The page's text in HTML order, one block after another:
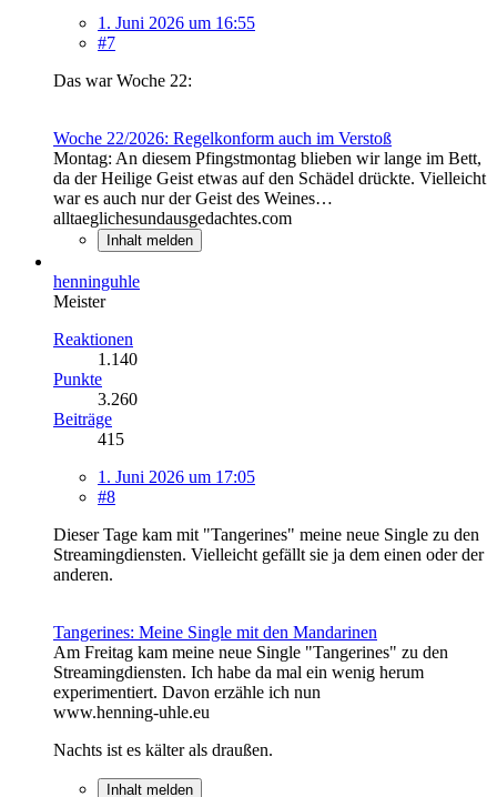
1. Juni 2026 um 16:55
#7
Das war Woche 22:
Woche 22/2026: Regelkonform auch im Verstoß
Montag: An diesem Pfingstmontag blieben wir lange im Bett,
da der Heilige Geist etwas auf den Schädel drückte. Vielleicht
war es auch nur der Geist des Weines…
alltaeglichesundausgedachtes.com
Inhalt melden
henninguhle
Meister
Reaktionen
1.140
Punkte
3.260
Beiträge
415
1. Juni 2026 um 17:05
#8
Dieser Tage kam mit "Tangerines" meine neue Single zu den
Streamingdiensten. Vielleicht gefällt sie ja dem einen oder der
anderen.
Tangerines: Meine Single mit den Mandarinen
Am Freitag kam meine neue Single "Tangerines" zu den
Streamingdiensten. Ich habe da mal ein wenig herum
experimentiert. Davon erzähle ich nun
www.henning-uhle.eu
Nachts ist es kälter als draußen.
Inhalt melden